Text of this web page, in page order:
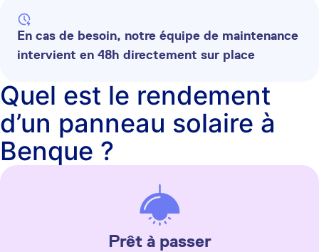
En cas de besoin, notre équipe de maintenance
intervient en 48h directement sur place
Quel est le rendement
d’un panneau solaire à
Benque ?
Prêt à passer